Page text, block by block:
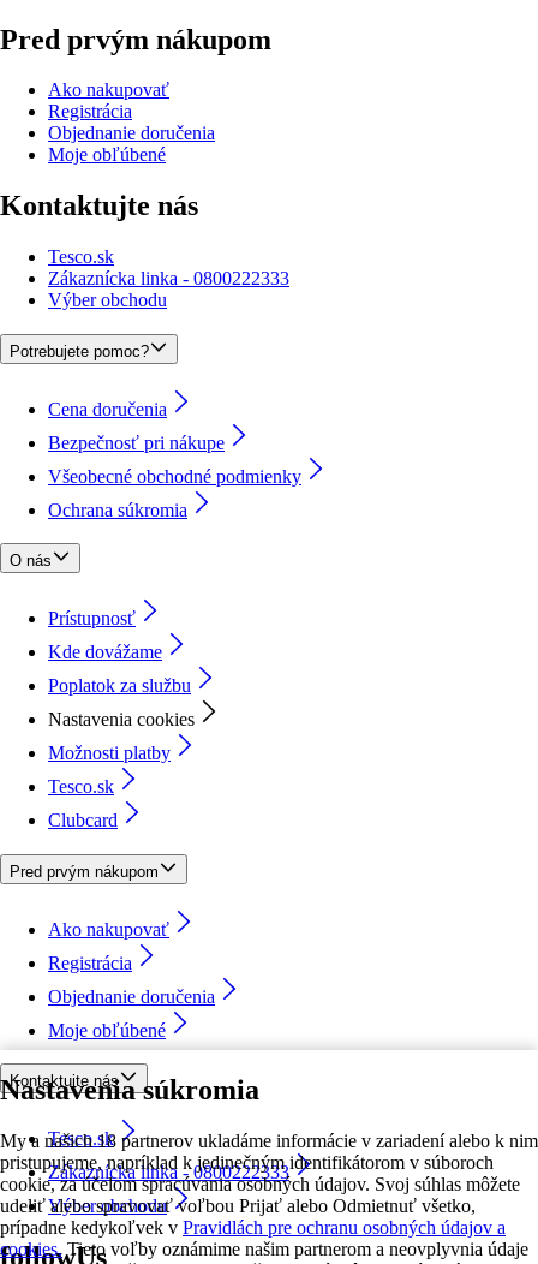
Nastavenia súkromia
My a našich 18 partnerov ukladáme informácie v zariadení alebo k nim
pristupujeme, napríklad k jedinečným identifikátorom v súboroch
cookie, za účelom spracúvania osobných údajov. Svoj súhlas môžete
udeliť alebo spravovať voľbou Prijať alebo Odmietnuť všetko,
prípadne kedykoľvek v Pravidlách pre ochranu osobných údajov a
cookies. Tieto voľby oznámime našim partnerom a neovplyvnia údaje
Pred prvým nákupom
Ako nakupovať
Registrácia
Objednanie doručenia
Moje obľúbené
Kontaktujte nás
Tesco.sk
Zákaznícka linka - 0800222333
Výber obchodu
Potrebujete pomoc?
Cena doručenia
Bezpečnosť pri nákupe
Všeobecné obchodné podmienky
Ochrana súkromia
O nás
Prístupnosť
Kde dovážame
Poplatok za službu
Nastavenia cookies
Možnosti platby
Tesco.sk
Clubcard
Pred prvým nákupom
Ako nakupovať
Registrácia
Objednanie doručenia
Moje obľúbené
Kontaktujte nás
Tesco.sk
Zákaznícka linka - 0800222333
Výber obchodu
followUs